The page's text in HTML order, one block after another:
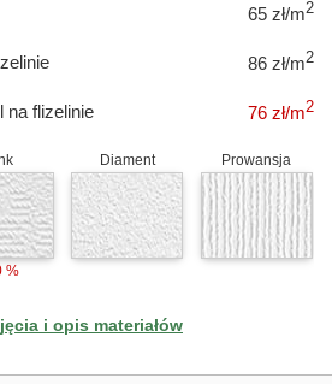
65 zł/m2
86 zł/m2
na flizelinie 76 zł/m2
%
Diament Prowansja
i opis materiałów